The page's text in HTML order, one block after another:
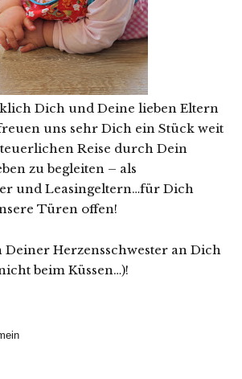
Dich und Deine lieben Eltern
uns sehr Dich ein Stück weit
Reise durch Dein
zu begleiten – als
und Leasingeltern…für Dich
Türen offen!
Deiner Herzensschwester an Dich
beim Küssen…)!